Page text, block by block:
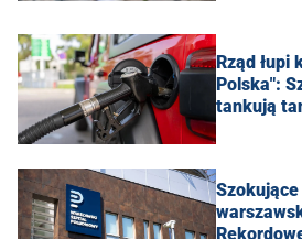
Rząd łupi
Polska":
tankują